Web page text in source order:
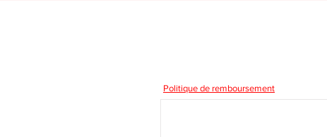
Politique de remboursement